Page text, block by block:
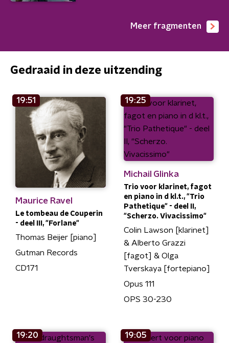
Meer fragmenten
Gedraaid in deze uitzending
19:51
Maurice Ravel
Le tombeau de Couperin
- deel III, "Forlane"
Thomas Beijer [piano]
Gutman Records
CD171
19:25
Michail Glinka
Trio voor klarinet, fagot
en piano in d kl.t., "Trio
Pathetique" - deel II,
"Scherzo. Vivacissimo"
Colin Lawson [klarinet]
& Alberto Grazzi
[fagot] & Olga
Tverskaya [fortepiano]
Opus 111
OPS 30-230
19:20 19:05